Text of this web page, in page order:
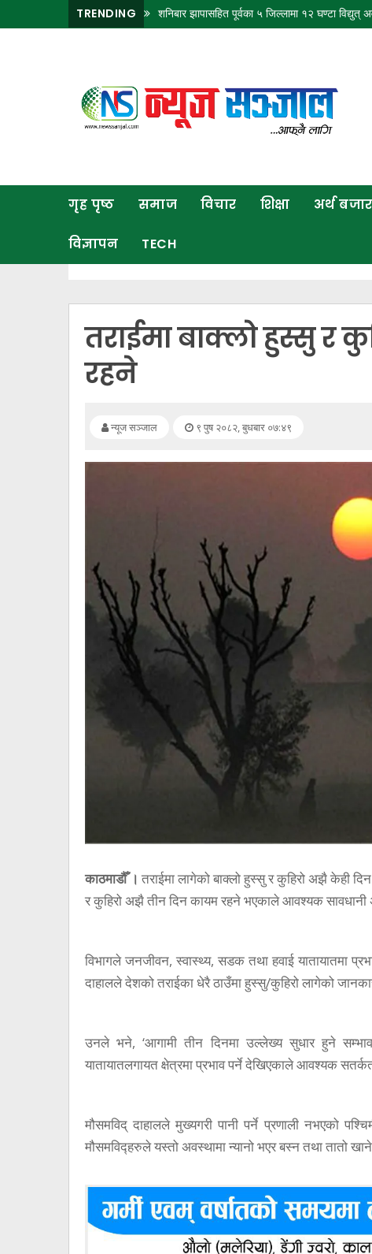
TRENDING शनिबार झापासहित पूर्वका ५ जिल्लामा १२ घण्टा विद्युत्
गृह पृष्ठ समाज विचार शिक्षा अर्थ बजार
विज्ञापन TECH
तराईमा बाक्लो हुस्सु र
रहने
न्यूज सञ्जाल ९ पुष २०८२, बुधबार ०७:४९
काठमाडौँ । तराईमा लागेको बाक्लो हुस्सु र कुहिरो अझै केही
र कुहिरो अझै तीन दिन कायम रहने भएकाले आवश्यक
विभागले जनजीवन, स्वास्थ्य, सडक तथा हवाई यातायातमा
दाहालले देशको तराईका धेरै ठाउँमा हुस्सु/कुहिरो लागेको
उनले भने, ‘आगामी तीन दिनमा उल्लेख्य सुधार हुने
यातायातलगायत क्षेत्रमा प्रभाव पर्ने देखिएकाले आवश्यक
मौसमविद् दाहालले मुख्यगरी पानी पर्ने प्रणाली नभएको
मौसमविद्हरुले यस्तो अवस्थामा न्यानो भएर बस्न तथा तातो
राजनीति